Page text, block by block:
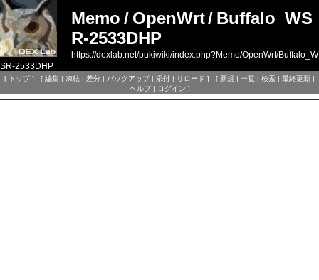
Memo / OpenWrt/ Buffalo_WS
R-2533DHP
https://dexlab.net/pukiwiki/index.php?Memo/OpenWrt/Buffalo_W
SR-2533DHP
[ トップ] [ 編集 | 凍結 | 差分 | バックアップ| 添付 | リロード ] [ 新規 | 一覧 | 検索 | 最終更新 |
ヘルプ| ログイン ]